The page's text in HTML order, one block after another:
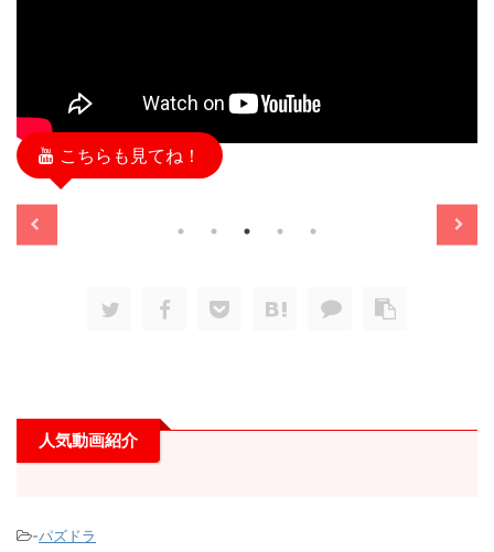
こちらも見てね！
11/13
人気動画紹介
-パズドラ